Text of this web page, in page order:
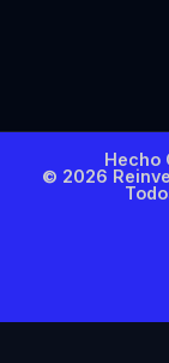
Hecho
© 2026